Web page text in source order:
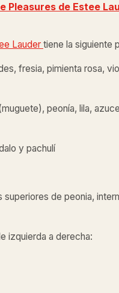
Pleasures de Estee
Lauder tiene la siguiente
fresia, pimienta rosa,
peonía, lila,
y pachulí
superiores de peonia,
izquierda a derecha: